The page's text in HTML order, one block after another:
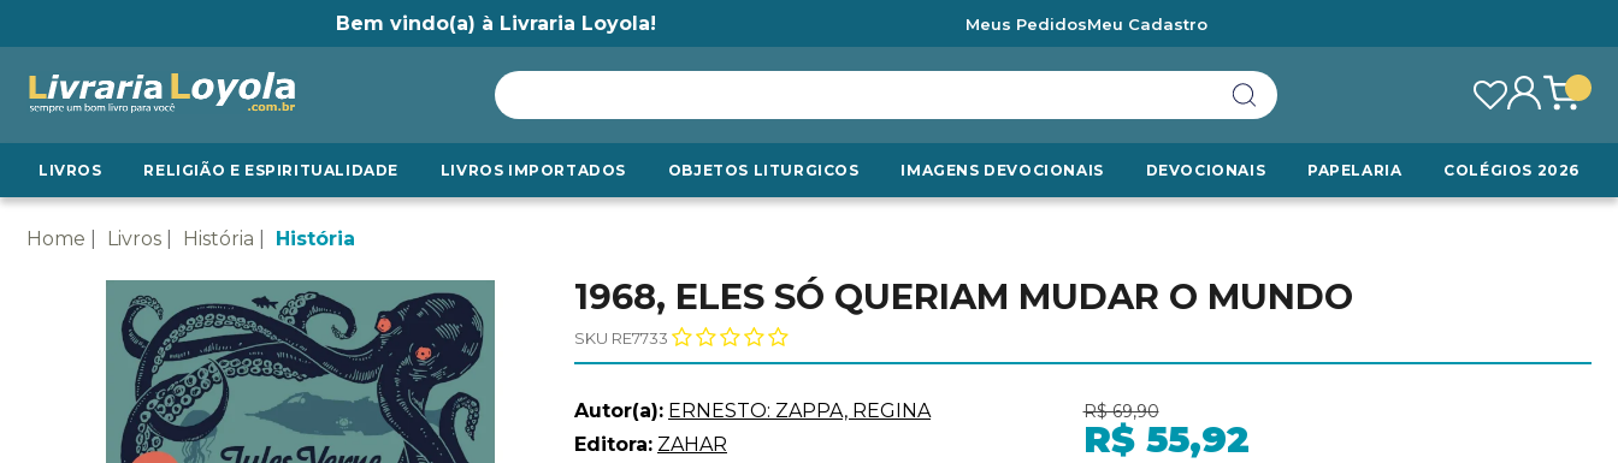
Bem vindo(a) à Livraria Loyola! Meus PedidosMeu Cadastro
LIVROS RELIGIÃO E ESPIRITUALIDADE LIVROS IMPORTADOS OBJETOS LITURGICOS IMAGENS DEVOCIONAIS DEVOCIONAIS PAPELARIA COLÉGIOS 2026
Home Livros História História
1968, ELES SÓ QUERIAM MUDAR O MUNDO
SKU RE7733
Autor(a): ERNESTO: ZAPPA, REGINA
Editora: ZAHAR
R$ 69,90
R$ 55,92